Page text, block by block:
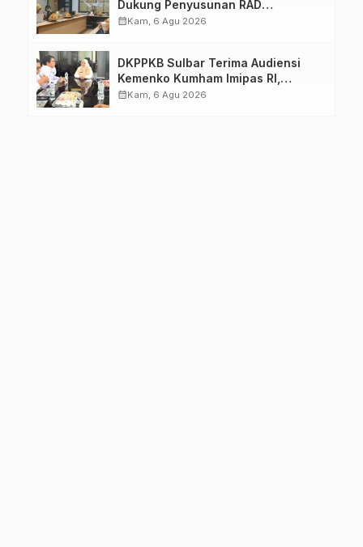
Dukung Penyusunan RAD
TPB/SDGs Sulawesi Barat
calendar_monthKam, 6 Agu 2026
DKPPKB Sulbar Terima Audiensi
Kemenko Kumham Imipas RI,
Perkuat Pelayanan Kesehatan bagi
calendar_monthKam, 6 Agu 2026